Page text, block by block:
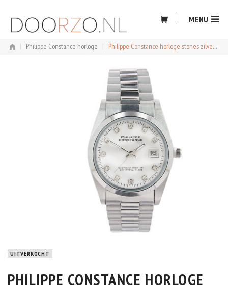
content
MENU
| Philippe Constance horloge | Philippe Constance horloge stones zilver marmer
UITVERKOCHT
PHILIPPE CONSTANCE HORLOGE